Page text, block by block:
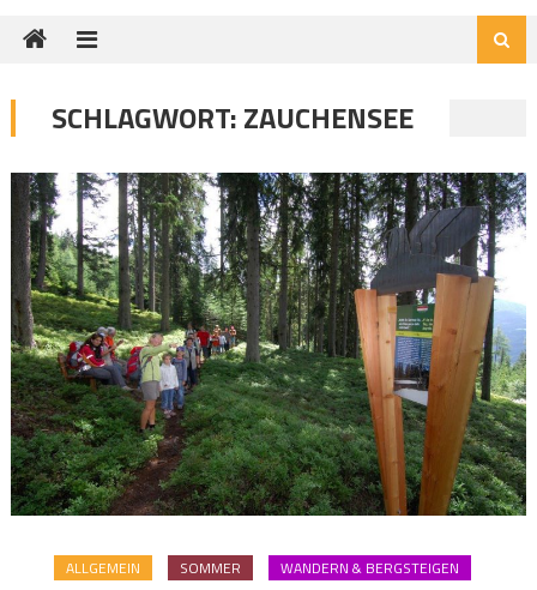
SCHLAGWORT:ZAUCHENSEE
ALLGEMEIN SOMMER WANDERN & BERGSTEIGEN